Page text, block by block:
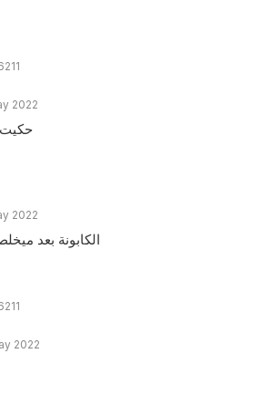
2022
2022
الكابونة بعد
2022